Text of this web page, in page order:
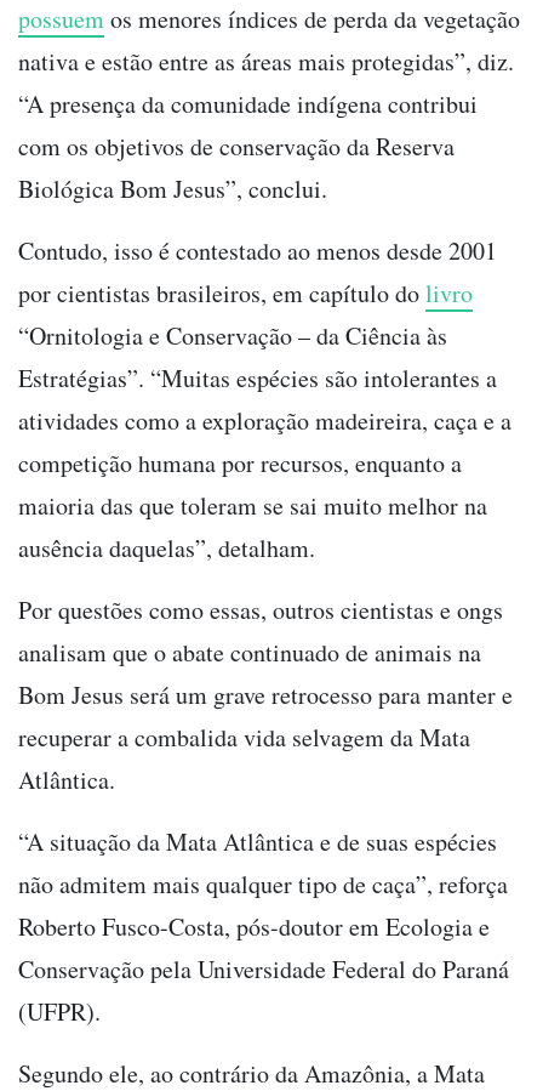
possuemos menores índices de perda da vegetação
nativa e estão entre as áreas mais protegidas”, diz.
“A presença da comunidade indígena contribui
com os objetivos de conservação da Reserva
Biológica Bom Jesus”, conclui.
Contudo, isso é contestado ao menos desde 2001
por cientistas brasileiros, em capítulo dolivro
“Ornitologia e Conservação – da Ciência às
Estratégias”. “Muitas espécies são intolerantes a
atividades como a exploração madeireira, caça e a
competição humana por recursos, enquanto a
maioria das que toleram se sai muito melhor na
ausência daquelas”, detalham.
Por questões como essas, outros cientistas e ongs
analisam que o abate continuado de animais na
Bom Jesus será um grave retrocesso para manter e
recuperar a combalida vida selvagem da Mata
Atlântica.
“A situação da Mata Atlântica e de suas espécies
não admitem mais qualquer tipo de caça”, reforça
Roberto Fusco-Costa, pós-doutor em Ecologia e
Conservação pela Universidade Federal do Paraná
(UFPR).
Segundo ele, ao contrário da Amazônia, a Mata